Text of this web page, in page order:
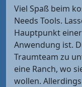
Viel Spaß beim
Needs Tools.
Hauptpunkt
Anwendung ist.
Traumteam zu
eine Ranch, wo
wollen.